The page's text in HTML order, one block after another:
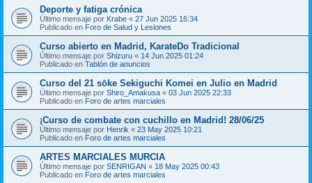
Deporte y fatiga crónica
Último mensaje por Krabe « 27 Jun 2025 16:34
Publicado en Foro de Salud y Lesiones
Curso abierto en Madrid, KarateDo Tradicional
Último mensaje por Shizuru « 14 Jun 2025 01:24
Publicado en Tablón de anuncios
Curso del 21 sōke Sekiguchi Komei en Julio en Madrid
Último mensaje por Shiro_Amakusa « 03 Jun 2025 22:33
Publicado en Foro de artes marciales
¡Curso de combate con cuchillo en Madrid! 28/06/25
Último mensaje por Henrik « 23 May 2025 10:21
Publicado en Foro de artes marciales
ARTES MARCIALES MURCIA
Último mensaje por SENRIGAN « 18 May 2025 00:43
Publicado en Foro de artes marciales